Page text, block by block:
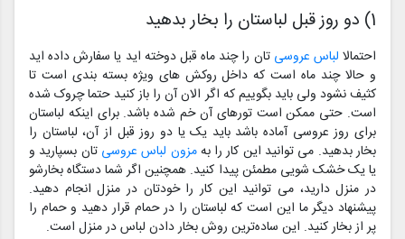
1) دو روز قبل لباستان را بخار بدهید
احتمالا لباس عروسی تان را چند ماه قبل دوخته اید یا سفارش داده اید
و حالا چند ماه است که داخل روکش های ویژه بسته بندی است تا
کثیف نشود ولی باید بگوییم که اگر الان آن را باز کنید حتما چروک شده
است. حتی ممکن است تورهای آن خم شده باشد. برای اینکه لباستان
برای روز عروسی آماده باشد باید یک یا دو روز قبل از آن، لباستان را
بخار بدهید. می توانید این کار را بهمزون لباس عروسی تان بسپارید و
یا یک خشک شویی مطمئن پیدا کنید. همچنین اگر شما دستگاه بخارشو
در منزل دارید، می توانید این کار را خودتان در منزل انجام دهید.
پیشنهاد دیگر ما این است که لباستان را در حمام قرار دهید و حمام را
پر از بخار کنید. این ساده‌ترین روش بخار دادن لباس در منزل است.